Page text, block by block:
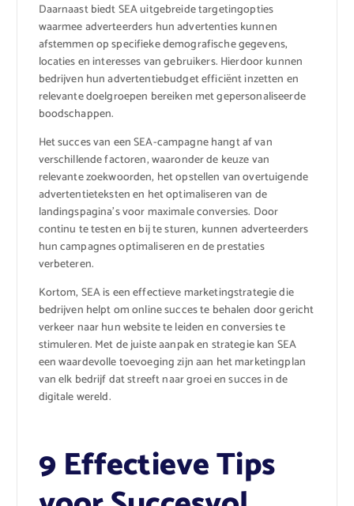
Daarnaast biedt SEA uitgebreide targetingopties
waarmee adverteerders hun advertenties kunnen
afstemmen op specifieke demografische gegevens,
locaties en interesses van gebruikers. Hierdoor kunnen
bedrijven hun advertentiebudget efficiënt inzetten en
relevante doelgroepen bereiken met gepersonaliseerde
boodschappen.
Het succes van een SEA-campagne hangt af van
verschillende factoren, waaronder de keuze van
relevante zoekwoorden, het opstellen van overtuigende
advertentieteksten en het optimaliseren van de
landingspagina’s voor maximale conversies. Door
continu te testen en bij te sturen, kunnen adverteerders
hun campagnes optimaliseren en de prestaties
verbeteren.
Kortom, SEA is een effectieve marketingstrategie die
bedrijven helpt om online succes te behalen door gericht
verkeer naar hun website te leiden en conversies te
stimuleren. Met de juiste aanpak en strategie kan SEA
een waardevolle toevoeging zijn aan het marketingplan
van elk bedrijf dat streeft naar groei en succes in de
digitale wereld.
9 Effectieve Tips